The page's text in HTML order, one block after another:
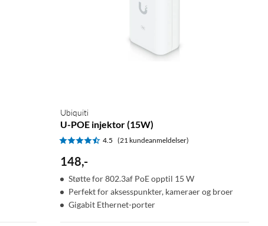
Ubiquiti
U-POE injektor (15W)
4.5 (21 kundeanmeldelser)
148,-
Støtte for 802.3af PoE opptil 15 W
Perfekt for aksesspunkter, kameraer og broer
Gigabit Ethernet-porter